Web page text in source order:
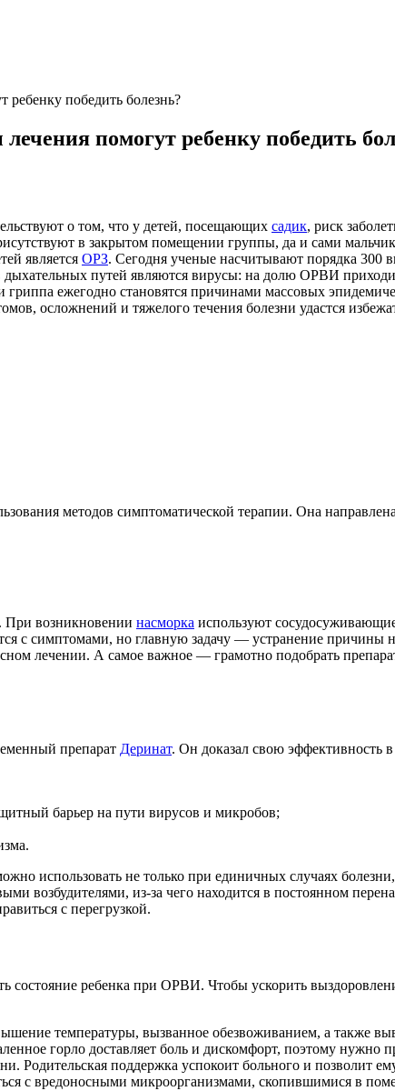
победить болезнь?
помогут ребенку победить
о том, что у детей, посещающих садик, риск
в закрытом помещении группы, да и сами
является ОРЗ. Сегодня ученые насчитывают порядка 300
путей являются вирусы: на долю ОРВИ
гриппа ежегодно становятся причинами массовых
осложнений и тяжелого течения болезни удастся
методов симптоматической терапии. Она
При возникновении насморка используют
с симптомами, но главную задачу — устранение причины
лечении. А самое важное — грамотно подобрать
препарат Деринат. Он доказал свою эффективность в
барьер на пути вирусов и микробов;
использовать не только при единичных случаях
возбудителями, из-за чего находится в постоянном
с перегрузкой.
состояние ребенка при ОРВИ. Чтобы ускорить
температуры, вызванное обезвоживанием, а также
горло доставляет боль и дискомфорт, поэтому нужно
поддержка успокоит больного и позволит
с вредоносными микроорганизмами, скопившимися в